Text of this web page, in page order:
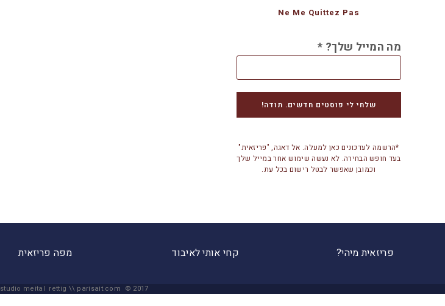
Ne Me Quittez Pas
מה המייל שלך? *
*הרשמה לעדכונים כאן למעלה. אל דאגה, "פריזאית"
בעד חופש הבחירה. לא נעשה שימוש אחר במייל שלך
וכמובן שאפשר לבטל רישום בכל עת.
פריזאית מיהי? קחי אותי לאיבוד מפה פריזאית
studio meital rettig \\ parisait.com © 2017